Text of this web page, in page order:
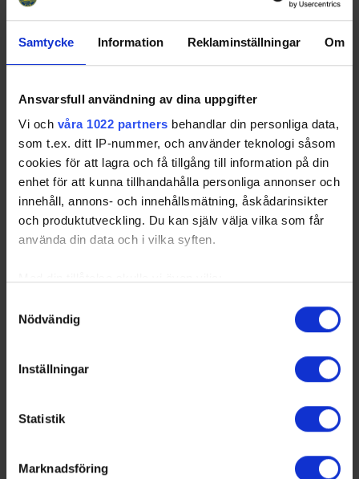
Samtycke Information Reklaminställningar Om
Ansvarsfull användning av dina uppgifter
Vi och våra 1022 partners behandlar din personliga data,
som t.ex. ditt IP-nummer, och använder teknologi såsom
cookies för att lagra och få tillgång till information på din
enhet för att kunna tillhandahålla personliga annonser och
innehåll, annons- och innehållsmätning, åskådarinsikter
och produktutveckling. Du kan själv välja vilka som får
använda din data och i vilka syften.
som kan ha en noggrannhet på upp till flera meter
Ta reda på mer om hur dina personliga uppgifter
Du kan ändra eller dra tillbaka ditt samtycke när som
Nödvändig
Inställningar
Statistik
Marknadsföring
Licensprövning inför säsongen 2026/2027:
Två klubbar i Hockeyettan nekas elitlicens,
övriga beviljas elitlicens
26-07-06
SHL, SDHL och HockeyAllsvenskan Licensnämnden för SHL,